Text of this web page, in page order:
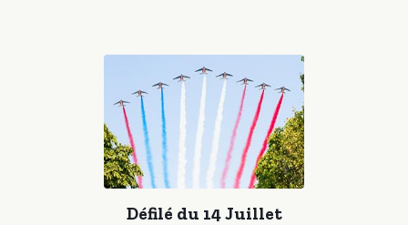
Défilé du 14 Juillet